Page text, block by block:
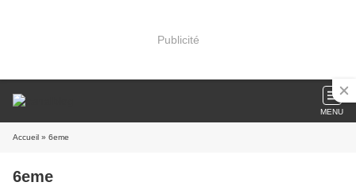
Publicité
MENU
Accueil » 6eme
6eme